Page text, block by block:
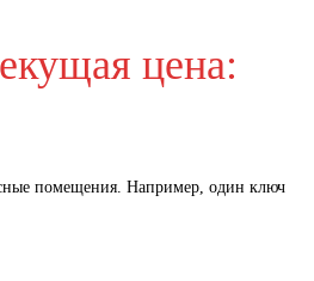
цена:
помещения. Например, один ключ